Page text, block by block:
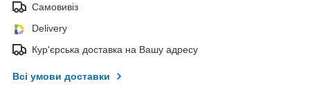
Самовивіз
Delivery
Кур'єрська доставка на Вашу адресу
Всі умови доставки